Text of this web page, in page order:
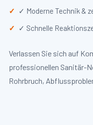
✓ Moderne Technik &
✓ Schnelle
Verlassen Sie sich auf
professionellen Sanitär-
Rohrbruch,